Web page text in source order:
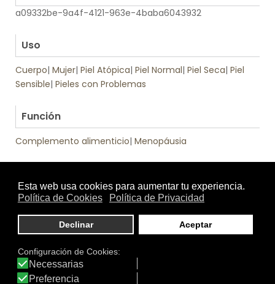
a09332be-9a4f-4121-963e-4baba6043932
Uso
Cuerpo| Mujer| Piel Atópica| Piel Normal| Piel Seca| Piel
Sensible| Pieles con Problemas
Función
Complemento alimenticio| Menopáusia
Otros productos de Cumlaude Lab